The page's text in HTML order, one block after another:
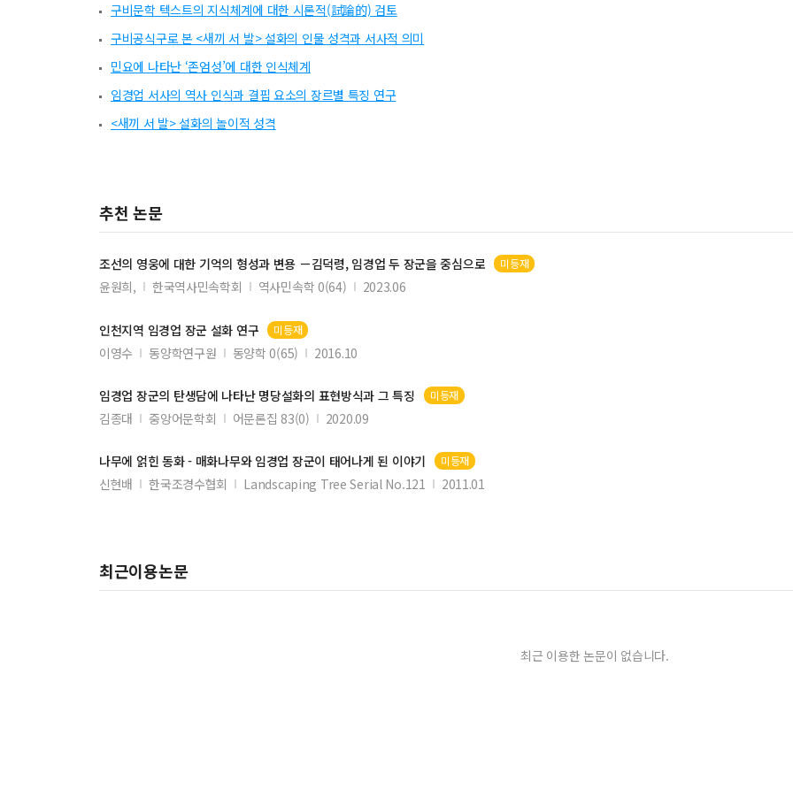
구비문학 텍스트의 지식체계에 대한 시론적(試論的) 검토
구비공식구로 본 <새끼 서 발> 설화의 인물 성격과 서사적 의미
민요에 나타난 ‘존엄성’에 대한 인식체계
임경업 서사의 역사 인식과 결핍 요소의 장르별 특징 연구
<새끼 서 발> 설화의 놀이적 성격
추천 논문
조선의 영웅에 대한 기억의 형성과 변용 －김덕령, 임경업 두 장군을 중심으로 미등재
윤원희, 한국역사민속학회 역사민속학 0(64) 2023.06
인천지역 임경업 장군설화 연구 미등재
이영수 동양학연구원 동양학 0(65) 2016.10
임경업 장군의 탄생담에 나타난 명당설화의 표현방식과 그 특징 미등재
김종대 중앙어문학회 어문론집 83(0) 2020.09
나무에 얽힌 동화 - 매화나무와 임경업 장군이 태어나게 된 이야기 미등재
신현배 한국조경수협회 Landscaping Tree Serial No.121 2011.01
최근이용논문
최근 이용한 논문이 없습니다.